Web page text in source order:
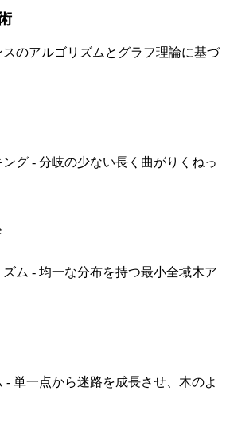
のアルゴリズムとグラフ理論に基づ
グ - 分岐の少ない長く曲がりくねっ
ム - 均一な分布を持つ最小全域木ア
- 単一点から迷路を成長させ、木のよ